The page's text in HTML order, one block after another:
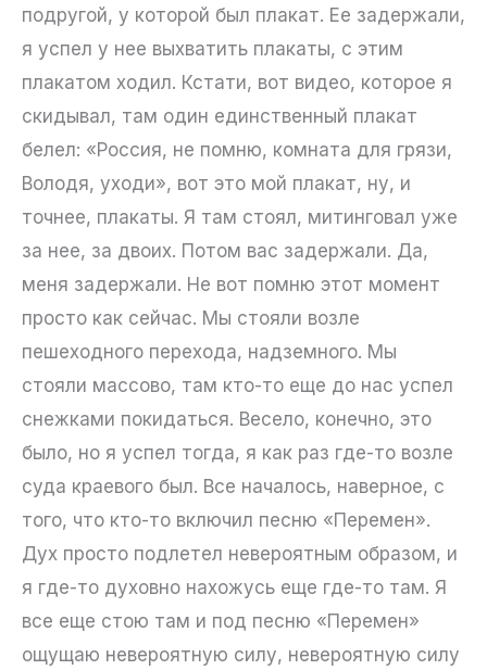
подругой, у которой был плакат. Ее задержали,
я успел у нее выхватить плакаты, с этим
плакатом ходил. Кстати, вот видео, которое я
скидывал, там один единственный плакат
белел: «Россия, не помню, комната для грязи,
Володя, уходи», вот это мой плакат, ну, и
точнее, плакаты. Я там стоял, митинговал уже
за нее, за двоих. Потом вас задержали. Да,
меня задержали. Не вот помню этот момент
просто как сейчас. Мы стояли возле
пешеходного перехода, надземного. Мы
стояли массово, там кто-то еще до нас успел
снежками покидаться. Весело, конечно, это
было, но я успел тогда, я как раз где-то возле
суда краевого был. Все началось, наверное, с
того, что кто-то включил песню «Перемен».
Дух просто подлетел невероятным образом, и
я где-то духовно нахожусь еще где-то там. Я
все еще стою там и под песню «Перемен»
ощущаю невероятную силу, невероятную силу